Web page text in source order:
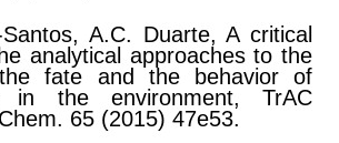
A.C. Duarte, A critical
analytical approaches to the
fate and the behavior of
in the environment, TrAC
65 (2015) 47e53.